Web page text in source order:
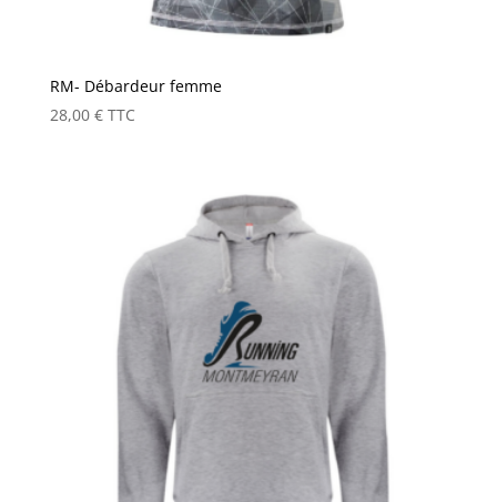
RM- Débardeur femme
28,00 € TTC